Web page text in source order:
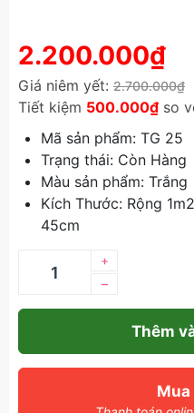
2.200.000₫
Giá niêm yết: 2.700.000₫
Tiết kiệm 500.000₫ so
Mã sản phẩm: TG 25
Trạng thái: Còn Hàng
Màu sản phẩm: Trắng
Kích Thước: Rộng
45cm
–
+
Thêm